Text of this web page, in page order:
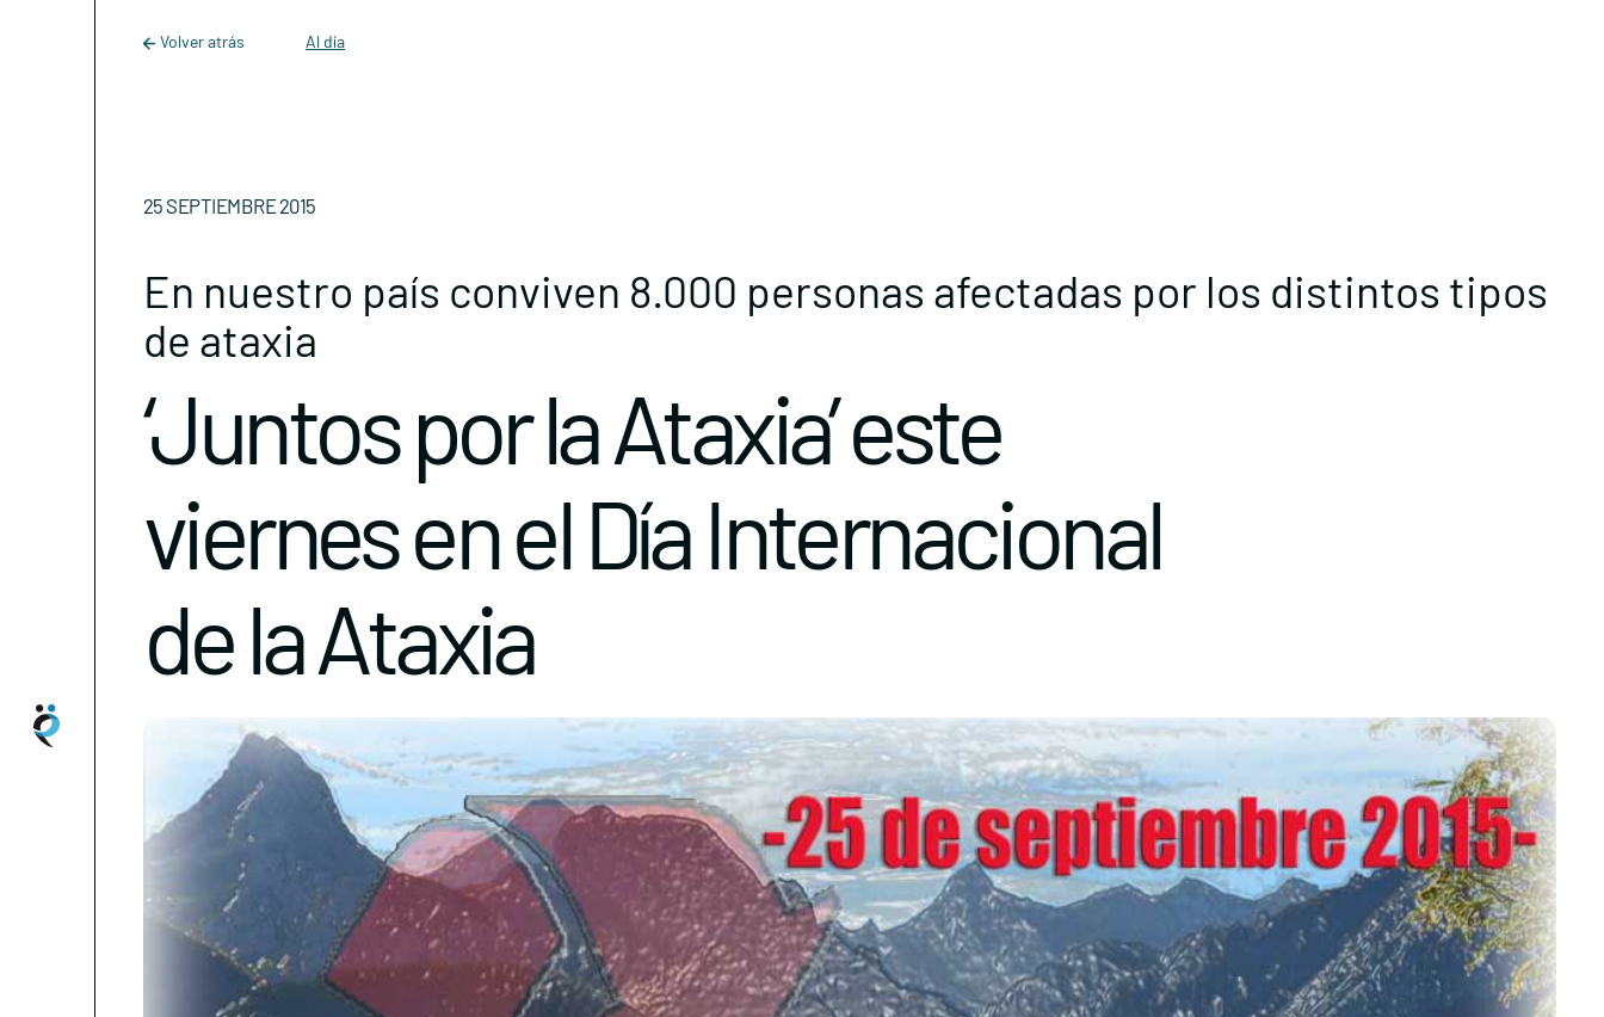
Main Navigation
Volver atrás Al día
25 SEPTIEMBRE 2015
En nuestro país conviven 8.000 personas afectadas por los distintos tipos
de ataxia
‘Juntos por la Ataxia’ este
viernes en el Día Internacional
de la Ataxia